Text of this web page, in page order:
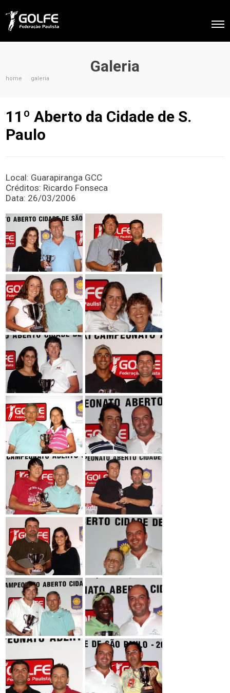
Galeria
home galeria
11º Aberto da Cidade de S.
Paulo
Local: Guarapiranga GCC
Créditos: Ricardo Fonseca
Data: 26/03/2006